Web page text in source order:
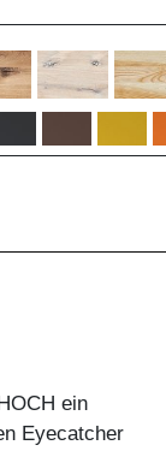
ein
Eyecatcher